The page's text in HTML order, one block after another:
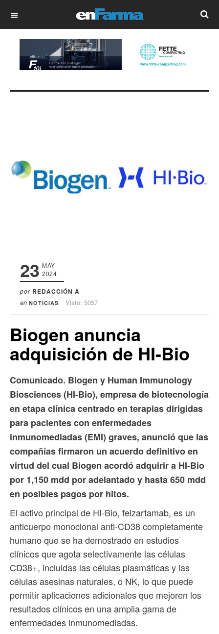
OFF CANVAS
23 MAY
2024
por REDACCIÓN A
en NOTICIAS Visto: 5057
Biogen anuncia
adquisición de HI-Bio
Comunicado. Biogen y Human Immunology
Biosciences (HI-Bio), empresa de biotecnología
en etapa clínica centrado en terapias dirigidas
para pacientes con enfermedades
inmunomediadas (EMI) graves, anunció que las
compañías firmaron un acuerdo definitivo en
virtud del cual Biogen acordó adquirir a HI-Bio
por 1,150 mdd por adelantado y hasta 650 mdd
en posibles pagos por hitos.
El activo principal de HI-Bio, felzartamab, es un
anticuerpo monoclonal anti-CD38 completamente
humano que se ha demostrado en estudios
clínicos que agota selectivamente las células
CD38+, incluidas las células plasmáticas y las
células asesinas naturales, o NK, lo que puede
permitir aplicaciones adicionales que mejoren los
resultados clínicos en una amplia gama de
enfermedades inmunomediadas.